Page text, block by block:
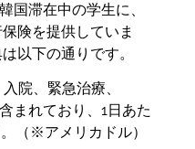
国滞在中の学生に、
険を提供していま
以下の通りです。
院、緊急治療、
まれており、1日あた
（※アメリカドル）